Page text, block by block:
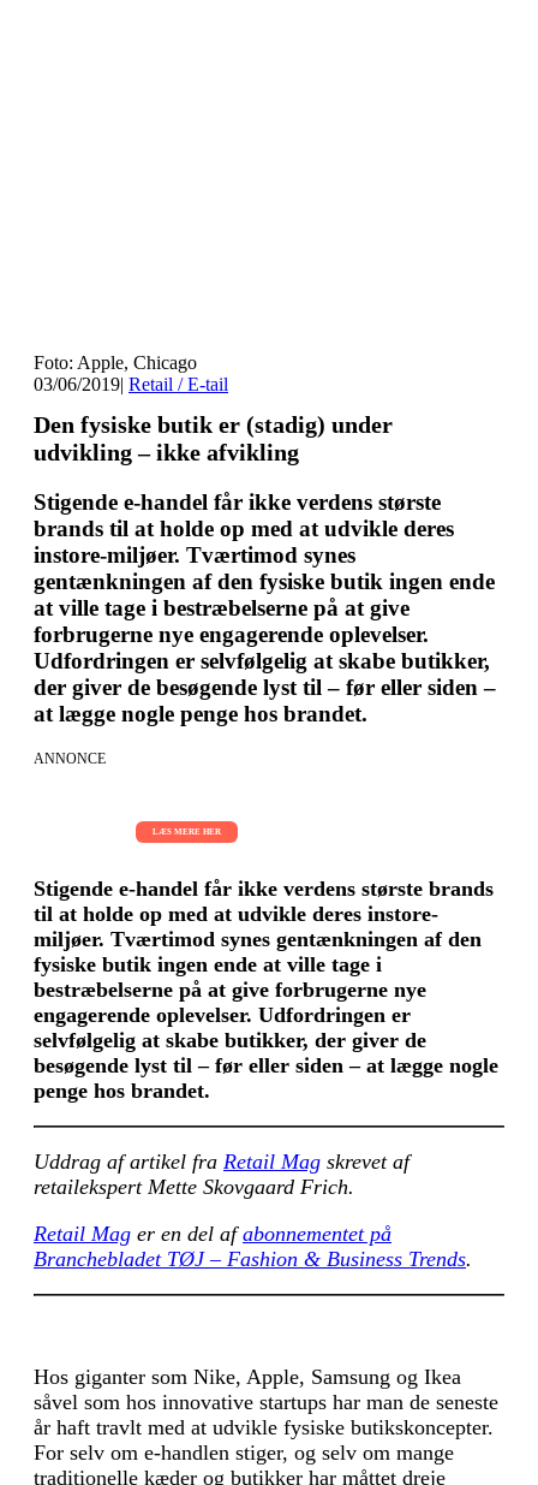
Foto: Apple, Chicago
03/06/2019| Retail / E-tail
Den fysiske butik er (stadig) under
udvikling – ikke afvikling
Stigende e-handel får ikke verdens største
brands til at holde op med at udvikle deres
instore-miljøer. Tværtimod synes
gentænkningen af den fysiske butik ingen ende
at ville tage i bestræbelserne på at give
forbrugerne nye engagerende oplevelser.
Udfordringen er selvfølgelig at skabe butikker,
der giver de besøgende lyst til – før eller siden –
at lægge nogle penge hos brandet.
ANNONCE
LÆS MERE HER
Stigende e-handel får ikke verdens største brands
til at holde op med at udvikle deres instore-
miljøer. Tværtimod synes gentænkningen af den
fysiske butik ingen ende at ville tage i
bestræbelserne på at give forbrugerne nye
engagerende oplevelser. Udfordringen er
selvfølgelig at skabe butikker, der giver de
besøgende lyst til – før eller siden – at lægge nogle
penge hos brandet.
Uddrag af artikel fra Retail Mag skrevet af
retailekspert Mette Skovgaard Frich.
Retail Mag er en del afabonnementet på
Branchebladet TØJ – Fashion & Business Trends.
Hos giganter som Nike, Apple, Samsung og Ikea
såvel som hos innovative startups har man de seneste
år haft travlt med at udvikle fysiske butikskoncepter.
For selv om e-handlen stiger, og selv om mange
traditionelle kæder og butikker har måttet dreje